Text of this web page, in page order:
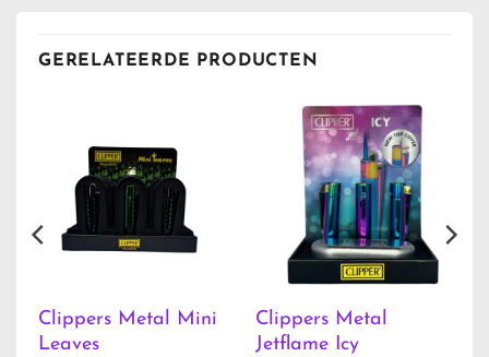
GERELATEERDE PRODUCTEN
Clippers Metal Mini
Leaves
Clippers Metal
Jetflame Icy